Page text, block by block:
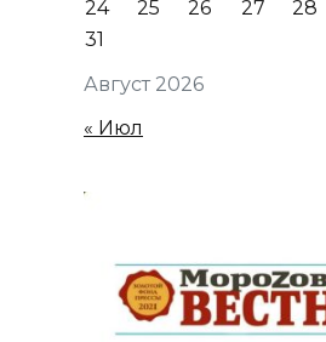
Август 2026
24
25 26 27 28
31
« Июл